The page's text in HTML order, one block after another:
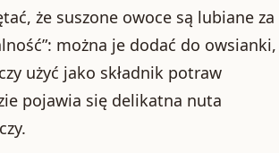
że suszone owoce są lubiane za
można je dodać do owsianki,
użyć jako składnik potraw
pojawia się delikatna nuta